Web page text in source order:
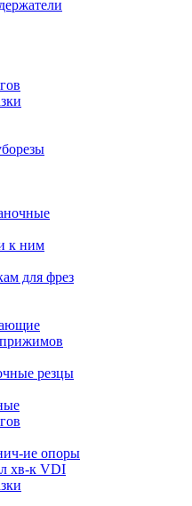
к ним
для фрез
резцы
ие опоры
хв-к VDI